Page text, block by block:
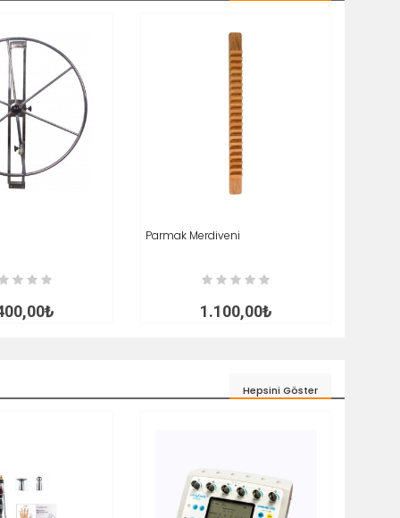
SEPETE EKLE
Parmak Merdiveni
1.100,00₺
Hepsini Göster